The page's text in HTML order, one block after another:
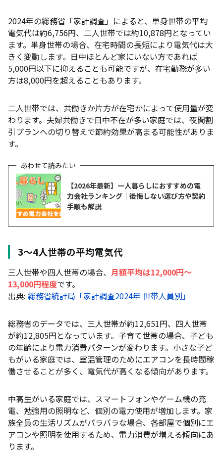
2024年の総務省「家計調査」によると、単身世帯の平均
電気代は約6,756円、二人世帯では約10,878円となってい
ます。単身世帯の場合、在宅時間の長短により電気代は大
きく変動します。日中ほとんど家にいない方であれば
5,000円以下に抑えることも可能ですが、在宅勤務が多い
方は8,000円を超えることもあります。
二人世帯では、共働きか片方が在宅かによって使用量が変
わります。夫婦共働きで日中不在が多い家庭では、夜間割
引プランへの切り替えで節約効果が高まる可能性がありま
す。
【2026年最新】一人暮らしにおすすめの電
力会社ランキング｜後悔しない選び方や契約
手順も解説
3〜4人世帯の平均電気代
三人世帯や四人世帯の場合、 月額平均は12,000円〜
13,000円程度です。
出典: 総務省統計局「家計調査2024年 世帯人員別」
総務省のデータでは、三人世帯が約12,651円、四人世帯
が約12,805円となっています。子育て世帯の場合、子ども
の年齢により電力消費パターンが変わります。小さな子ど
もがいる家庭では、室温管理のためにエアコンを長時間稼
働させることが多く、電気代が高くなる傾向があります。
中高生がいる家庭では、スマートフォンやゲーム機の充
電、勉強用の照明など、個別の電力使用が増加します。家
族全員の生活リズムがバラバラな場合、各部屋で個別にエ
アコンや照明を使用するため、電力消費が増える傾向にあ
ります。